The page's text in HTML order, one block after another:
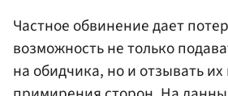
Частное обвинение дает
возможность не только
на обидчика, но и отзывать их